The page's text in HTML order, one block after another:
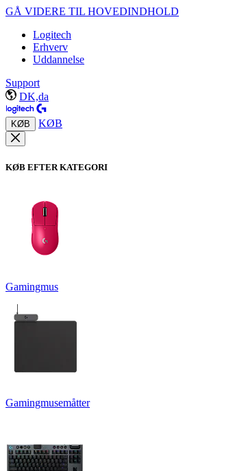
GÅ VIDERE TIL HOVEDINDHOLD
Logitech
Erhverv
Uddannelse
Support
DK,da
KØB KØB
KØB EFTER KATEGORI
Gamingmus
Gamingmusemåtter